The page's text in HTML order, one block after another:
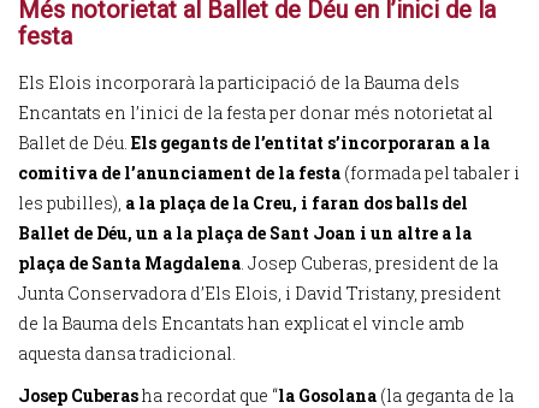
Més notorietat al Ballet de Déu en l’inici de la
festa
Els Elois incorporarà laparticipació de la Bauma dels
Encantats en l’inici de la festa per donar més notorietat al
Ballet de Déu. Els gegants de l’entitat s’incorporaran a la
comitiva de l’anunciament de la festa (formada pel tabaler i
les pubilles), a la plaça de la Creu, i faran dos balls del
Ballet de Déu, un a la plaça de Sant Joan i un altre a la
plaça de Santa Magdalena. Josep Cuberas, president de la
Junta Conservadora d’Els Elois, i David Tristany, president
de la Bauma dels Encantats han explicat el vincle amb
aquesta dansa tradicional.
Josep Cuberasha recordat que “la Gosolana (la geganta de la